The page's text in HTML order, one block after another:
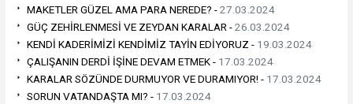
MAKETLER GÜZEL AMA PARA NEREDE? -27.03.2024
GÜÇ ZEHİRLENMESİ VE ZEYDAN KARALAR -26.03.2024
KENDİ KADERİMİZİ KENDİMİZ TAYİN EDİYORUZ - 19.03.2024
ÇALIŞANIN DERDİ İŞİNE DEVAM ETMEK - 17.03.2024
KARALAR SÖZÜNDE DURMUYOR VE DURAMIYOR! - 17.03.2024
SORUN VATANDAŞTA MI? - 17.03.2024